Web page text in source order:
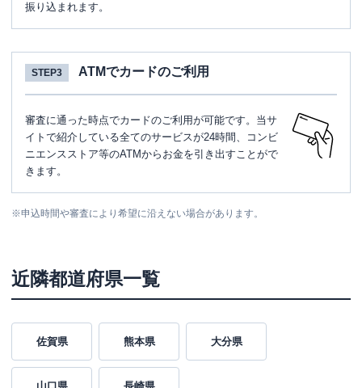
振り込まれます。
STEP3 ATMでカードのご利用
審査に通った時点でカードのご利用が可能です。当サ
イトで紹介している全てのサービスが24時間、コンビ
ニエンスストア等のATMからお金を引き出すことがで
きます。
※申込時間や審査により希望に沿えない場合があります。
近隣都道府県一覧
佐賀県 熊本県 大分県